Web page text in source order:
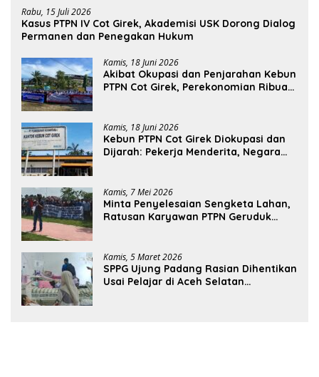
Rabu, 15 Juli 2026
Kasus PTPN IV Cot Girek, Akademisi USK Dorong Dialog
Permanen dan Penegakan Hukum
Kamis, 18 Juni 2026
Akibat Okupasi dan Penjarahan Kebun
PTPN Cot Girek, Perekonomian Ribuan
Kamis, 18 Juni 2026
Kebun PTPN Cot Girek Diokupasi dan
Dijarah: Pekerja Menderita, Negara
Kamis, 7 Mei 2026
Minta Penyelesaian Sengketa Lahan,
Ratusan Karyawan PTPN Geruduk
Kamis, 5 Maret 2026
SPPG Ujung Padang Rasian Dihentikan
Usai Pelajar di Aceh Selatan